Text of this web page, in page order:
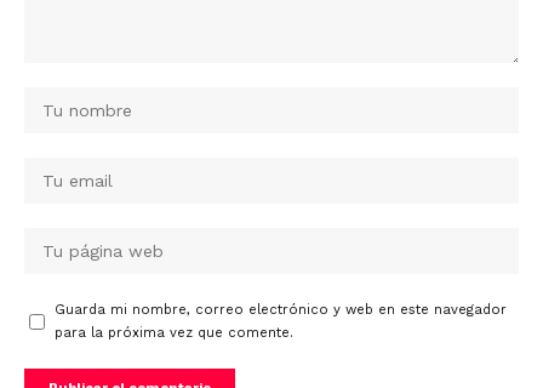
Guarda mi nombre, correo electrónico y web en este navegador
para la próxima vez que comente.